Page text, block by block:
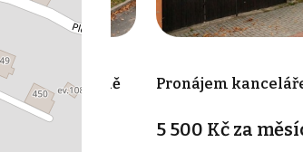
48 m², Bechyně Pronájem
5 500 Kč za